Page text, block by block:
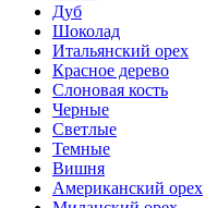
Дуб
Шоколад
Итальянский орех
Красное дерево
Слоновая кость
Черные
Светлые
Темные
Вишня
Американский орех